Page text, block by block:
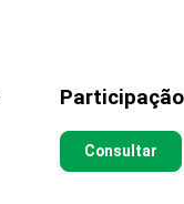
Consultar